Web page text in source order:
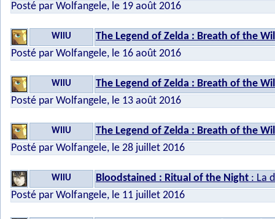
Posté par Wolfangele, le 19 août 2016
WIIU
The Legend of Zelda : Breath of the
Posté par Wolfangele, le 16 août 2016
WIIU
The Legend of Zelda : Breath of the
Posté par Wolfangele, le 13 août 2016
WIIU
The Legend of Zelda : Breath of the
Posté par Wolfangele, le 28 juillet 2016
WIIU Bloodstained : Ritual of the Night : La
Posté par Wolfangele, le 11 juillet 2016